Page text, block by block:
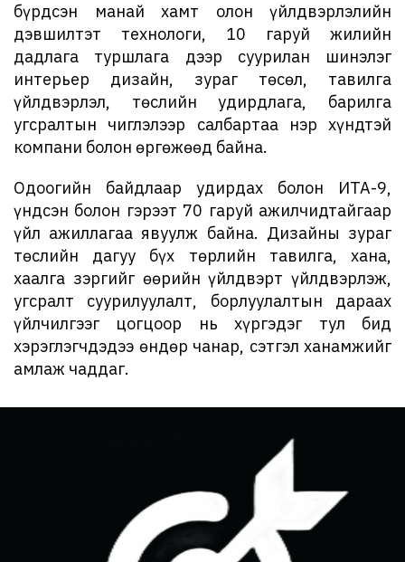
бүрдсэн манай хамт олон үйлдвэрлэлийн
дэвшилтэт технологи, 10 гаруй жилийн
дадлага туршлага дээр суурилан шинэлэг
интерьер дизайн, зураг төсөл, тавилга
үйлдвэрлэл, төслийн удирдлага, барилга
угсралтын чиглэлээр салбартаа нэр хүндтэй
компани болон өргөжөөд байна.
Одоогийн байдлаар удирдах болон ИТА-9,
үндсэн болон гэрээт 70 гаруй ажилчидтайгаар
үйл ажиллагаа явуулж байна. Дизайны зураг
төслийн дагуу бүх төрлийн тавилга, хана,
хаалга зэргийг өөрийн үйлдвэрт үйлдвэрлэж,
угсралт суурилуулалт, борлуулалтын дараах
үйлчилгээг цогцоор нь хүргэдэг тул бид
хэрэглэгчдэдээ өндөр чанар, сэтгэл ханамжийг
амлаж чаддаг.